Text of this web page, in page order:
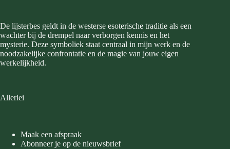
De lijsterbes geldt in de westerse esoterische traditie als een
wachter bij de drempel naar verborgen kennis en het
mysterie. Deze symboliek staat centraal in mijn werk en de
noodzakelijke confrontatie en de magie van jouw eigen
werkelijkheid.
Allerlei
Maak een afspraak
Abonneer je op de nieuwsbrief